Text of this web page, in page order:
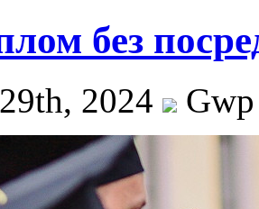
без
2024 Gwp